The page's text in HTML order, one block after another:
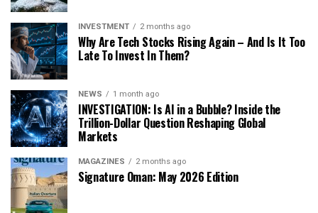
INVESTMENT 2 months ago
Why Are Tech Stocks Rising Again – And Is It Too
Late To Invest In Them?
NEWS 1 month ago
INVESTIGATION: Is AI in a Bubble? Inside the
Trillion-Dollar Question Reshaping Global
Markets
MAGAZINES 2 months ago
Signature Oman: May 2026 Edition